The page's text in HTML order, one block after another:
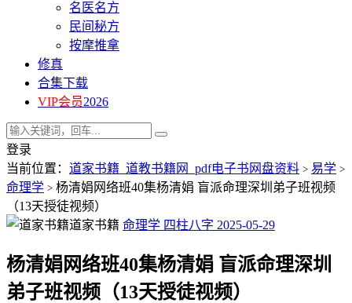
名医名方
民间秘方
按摩推拿
修真
合集下载
VIP会员2026
登录
当前位置： 道家书籍_道教书籍网_pdf电子书网盘资料 > 易学 >
命理学 > 杨清娟网络班40集杨清娟 盲派命理深圳弟子班视频
（13天授徒视频）
道家书籍 命理学 四柱八字 2025-05-29
杨清娟网络班40集杨清娟 盲派命理深圳
弟子班视频（13天授徒视频）